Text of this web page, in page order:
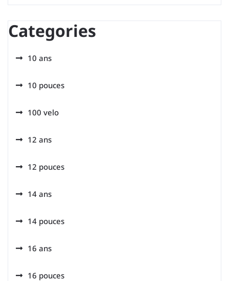
Categories
10 ans
10 pouces
100 velo
12 ans
12 pouces
14 ans
14 pouces
16 ans
16 pouces